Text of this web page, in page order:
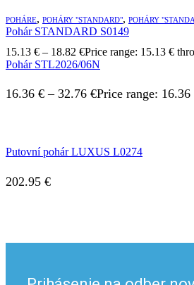
POHÁRE, POHÁRY "STANDARD", POHÁRY
Pohár STANDARD S0149
15.13 € – 18.82 €Price range: 15.13 €
Pohár STL2026/06N
16.36 € – 32.76 €Price range:
Putovní pohár LUXUS L0274
202.95 €